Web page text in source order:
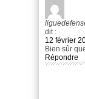
dit :
12 février
Bien sûr
Répondre